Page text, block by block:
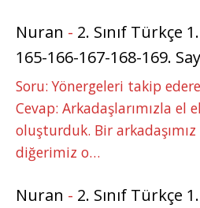
Nuran - 2. Sınıf Türkçe
165-166-167-168-169.
Soru: Yönergeleri takip
Cevap: Arkadaşlarımızla el
oluşturduk. Bir
diğerimiz o…
Nuran - 2. Sınıf Türkçe